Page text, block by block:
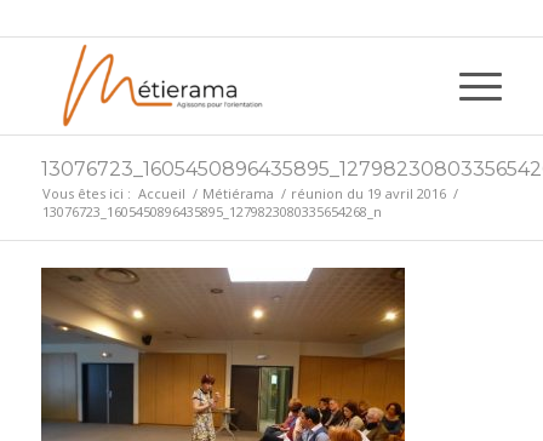
Vous êtes ici : Accueil / Métiérama / réunion du 19 avril 2016 /
13076723_1605450896435895_1279823080335654268_n